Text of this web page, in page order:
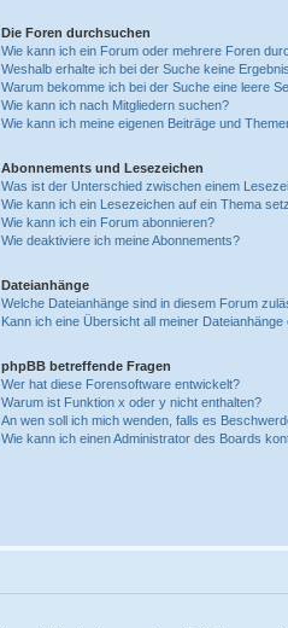
Die Foren durchsuchen
Wie kann ich ein Forum oder mehrere Foren
Weshalb erhalte ich bei der Suche keine
Warum bekomme ich bei der Suche eine leere
Wie kann ich nach Mitgliedern suchen?
Wie kann ich meine eigenen Beiträge und
Abonnements und Lesezeichen
Was ist der Unterschied zwischen einem
Wie kann ich ein Lesezeichen auf ein Thema
Wie kann ich ein Forum abonnieren?
Wie deaktiviere ich meine Abonnements?
Dateianhänge
Welche Dateianhänge sind in diesem Forum
Kann ich eine Übersicht all meiner Dateianhänge
phpBB betreffende Fragen
Wer hat diese Forensoftware entwickelt?
Warum ist Funktion x oder y nicht enthalten?
An wen soll ich mich wenden, falls es
Wie kann ich einen Administrator des Boards